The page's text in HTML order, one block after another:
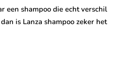
een shampoo die echt verschil
is Lanza shampoo zeker het